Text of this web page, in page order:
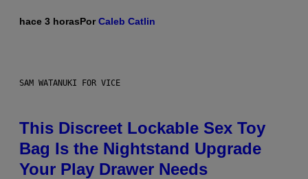
hace 3 horasPorCaleb Catlin
SAM WATANUKI FOR VICE
This Discreet Lockable Sex Toy
Bag Is the Nightstand Upgrade
Your Play Drawer Needs